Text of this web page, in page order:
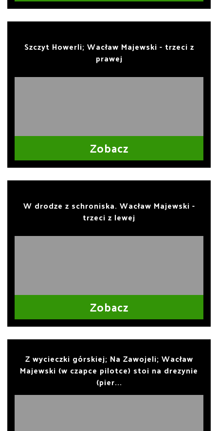
Szczyt Howerli; Wacław Majewski - trzeci z
prawej
Zobacz
W drodze z schroniska. Wacław Majewski -
trzeci z lewej
Zobacz
Z wycieczki górskiej; Na Zawojeli; Wacław
Majewski (w czapce pilotce) stoi na drezynie
(pier...